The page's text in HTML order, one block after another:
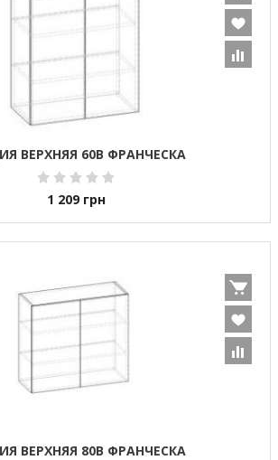
ВЕРХНЯЯ 60В ФРАНЧЕСКА
1 209 грн
ВЕРХНЯЯ 80В ФРАНЧЕСКА